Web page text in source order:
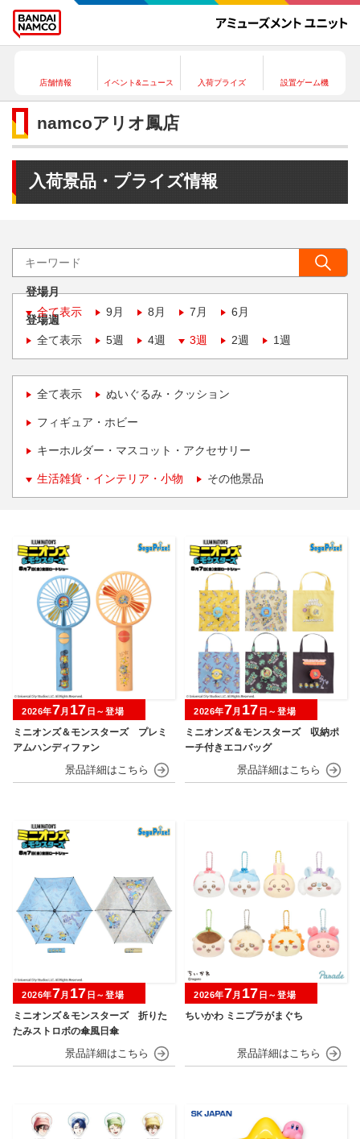
店舗情報 イベント&ニュース 入荷プライズ 設置ゲーム機
namcoアリオ鳳店
入荷景品・プライズ情報
登場月
全て表示
9月 8月 7月 6月
登場週
全て表示
5週 4週 3週 2週 1週
全て表示 ぬいぐるみ・クッション
フィギュア・ホビー
キーホルダー・マスコット・アクセサリー
生活雑貨・インテリア・小物 その他景品
ミニオンズ＆モンスターズ プレミ
アムハンディファン
2026年7月 17 日～登場
ミニオンズ＆モンスターズ 収納ポ
ーチ付きエコバッグ
2026年7月 17 日～登場
ミニオンズ＆モンスターズ 折りた
たみストロボの傘風日傘
2026年7月 17 日～登場
ちいかわ ミニプラがまぐち
2026年7月 17 日～登場